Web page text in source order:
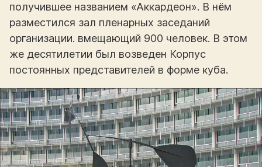
получившее названием «Аккардеон». В нём
разместился зал пленарных заседаний
организации. вмещающий 900 человек. В этом
же десятилетии был возведен Корпус
постоянных представителей в форме куба.